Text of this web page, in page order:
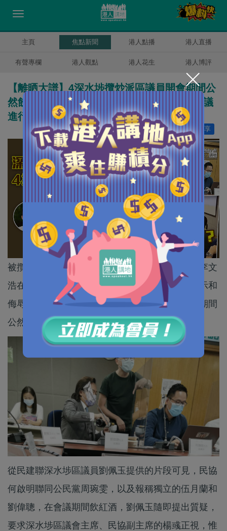
主頁 焦點新聞 港人點播 港人直播
有聲專欄 港人觀點 港人花生 港人博評
【離晒大譜】4深水埗攬炒派區議員開會期間公
然飲酒 主席楊彧包庇：見不到該行為影響會議
進行、不會禁止
分享
讚好 39
被攬炒派把持的深水埗區議會亂象不斷，繼早前李文
浩在議員辦事處張貼「藍絲與狗不得內進」的告示和
侮辱中國人是過街老鼠後，再爆出有議員在開會期間
公然飲酒。
從民建聯深水埗區議員劉佩玉提供的片段可見，民協
何啟明聯同公民黨周琬雯，以及報稱獨立的伍月蘭和
劉偉聰，在會議期間飲紅酒，劉佩玉隨即提出質疑，
要求深水埗區議會主席、民協副主席的楊彧正視，惟